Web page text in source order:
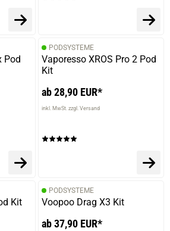
Pod
PODSYSTEME
Vaporesso XROS Pro 2 Pod
Kit
ab 28,90 EUR*
inkl. MwSt. zzgl. Versand
Kit
PODSYSTEME
Voopoo Drag X3 Kit
ab 37,90 EUR*